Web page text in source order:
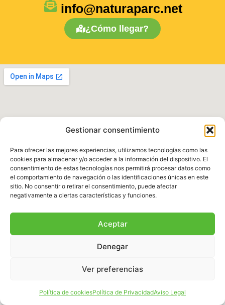
Gestionar consentimiento
Para ofrecer las mejores experiencias, utilizamos tecnologías como las
cookies para almacenar y/o acceder a la información del dispositivo. El
consentimiento de estas tecnologías nos permitirá procesar datos como
el comportamiento de navegación o las identificaciones únicas en este
sitio. No consentir o retirar el consentimiento, puede afectar
negativamente a ciertas características y funciones.
Aceptar
Denegar
Ver preferencias
Política de cookiesPolítica de PrivacidadAviso Legal
info@naturaparc.net
¿Cómo llegar?
Política de Privacidad|Aviso legal |Política de
Cookies|Términos y Condiciones
© 2025 Fundación Natura Parc – Todos los
BalearDigital